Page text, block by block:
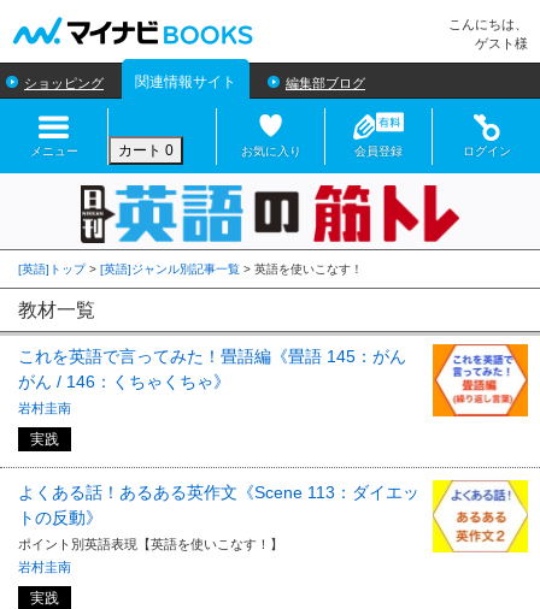
こんにちは、
ゲスト様
ショッピング 関連情報サイト 編集部ブログ
メニュー カート 0 お気に入り 会員登録 ログイン
[英語]トップ> [英語]ジャンル別記事一覧 >
教材一覧
これを英語で言ってみた！畳語編《畳語 145：がん
がん / 146：くちゃくちゃ》
岩村圭南
実践
よくある話！あるある英作文《Scene 113：ダイエッ
トの反動》
ポイント別英語表現【英語を使いこなす！】
岩村圭南
実践